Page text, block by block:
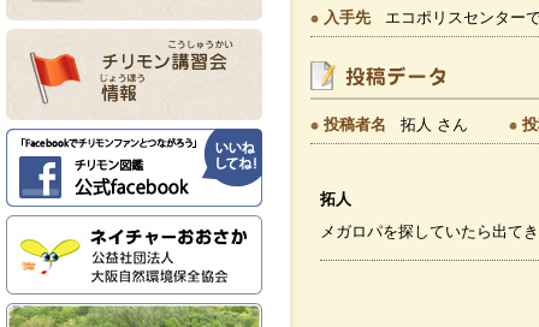
入手先 エコポリスセンター
投稿者名 拓人 さん
拓人
メガロパを探していたら出て